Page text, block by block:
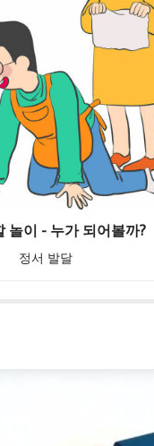
놀이 - 누가 되어볼까?
정서 발달